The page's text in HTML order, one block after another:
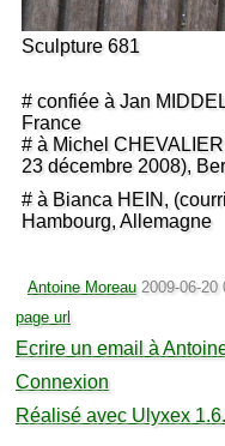
Sculpture 681
# confiée à Jan
France
# à Michel
23 décembre 2008),
# à Bianca HEIN,
Hambourg, Allemagne
Antoine Moreau 2009-06-20
page url
Ecrire un email à
Connexion
Réalisé avec Ulyxex